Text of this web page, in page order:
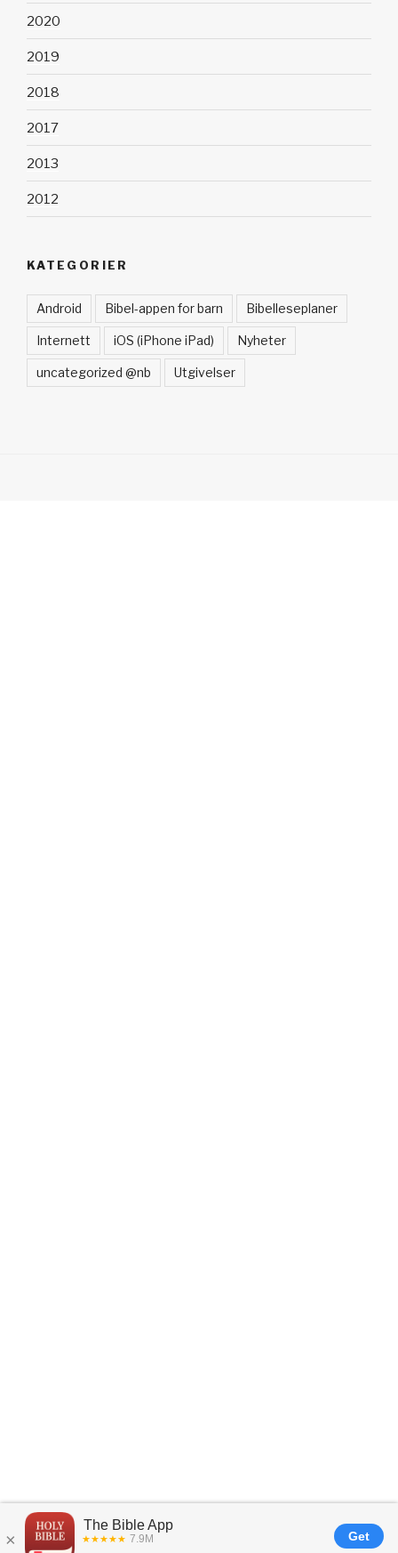
2020
2019
2018
2017
2013
2012
KATEGORIER
Android Bibel-appen for barn Bibelleseplaner
Internett iOS (iPhone iPad) Nyheter
uncategorized @nb Utgivelser